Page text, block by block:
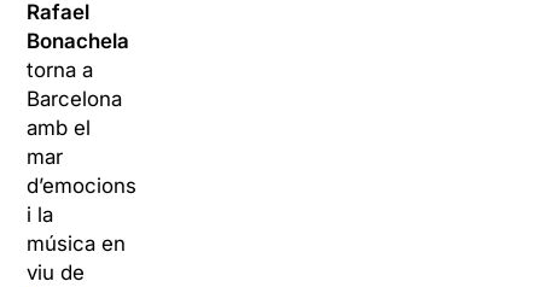
Rafael
Bonachela
torna a
Barcelona
amb el
mar
d’emocions
i la
música en
viu de